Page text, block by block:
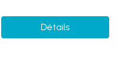
Détails